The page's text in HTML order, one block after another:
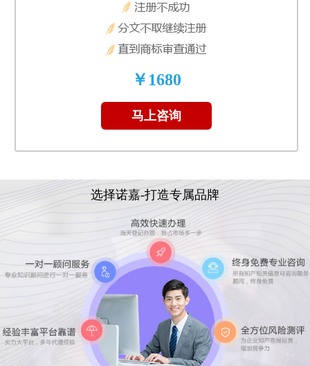
￥1680
马上咨询
选择诺嘉-打造专属品牌